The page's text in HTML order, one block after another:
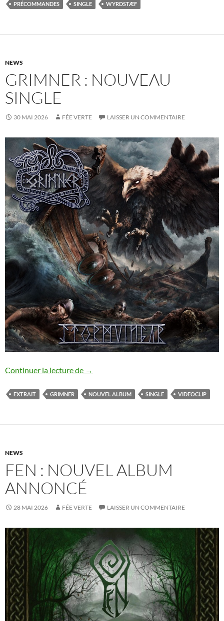
PRÉCOMMANDES
SINGLE WYRDSTÆF
NEWS
GRIMNER : NOUVEAU
SINGLE
30 MAI 2026 FÉE VERTE LAISSER UN COMMENTAIRE
Continuer la lecture de Grimner : nouveau single
→
EXTRAIT GRIMNER NOUVEL ALBUM SINGLE VIDEOCLIP
NEWS
FEN : NOUVEL ALBUM
ANNONCÉ
28 MAI 2026 FÉE VERTE LAISSER UN COMMENTAIRE